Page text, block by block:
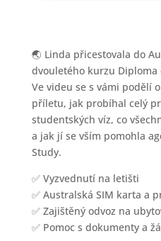
🌏 Linda přicestovala do
dvouletého kurzu
Ve videu se s vámi podělí
příletu, jak probíhal celý
studentských víz, co
a jak jí se vším pomohla
Study.
✅ Vyzvednutí na letišti
✅ Australská SIM karta a
✅ Zajištěný odvoz na
✅ Pomoc s dokumenty a